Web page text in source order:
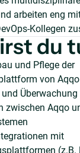
arbeiten eng
Kollegen
du
und Pflege der
von Aqqo
Überwachung
zwischen Aqqo
mit
(z.B.